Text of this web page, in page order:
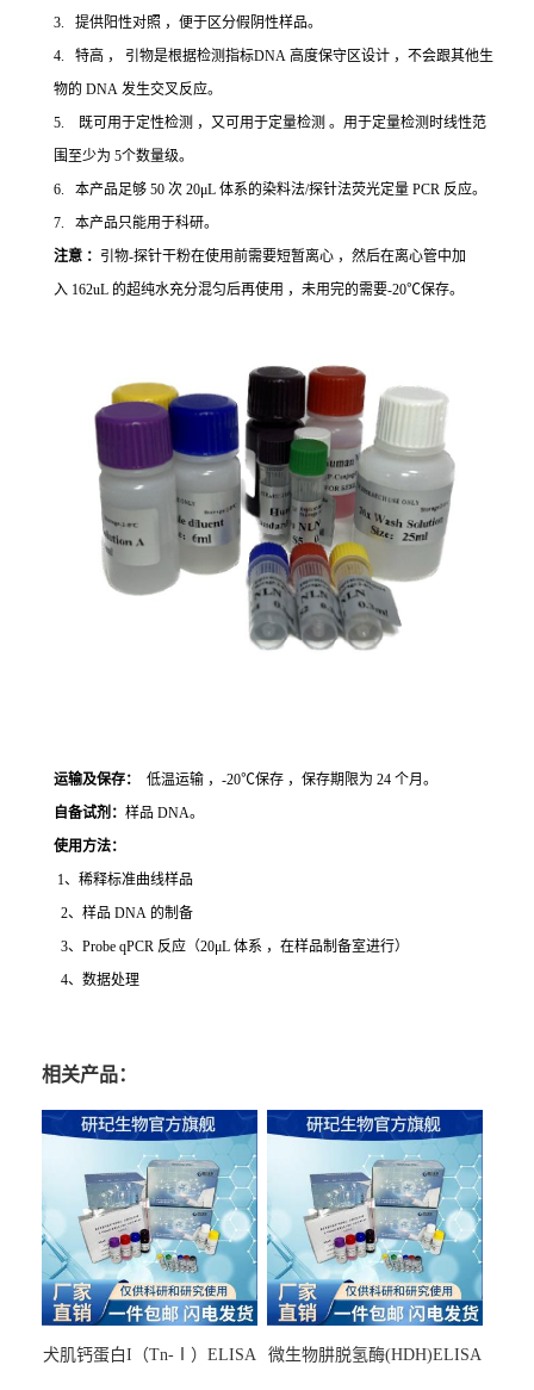
3. 提供阳性对照 ，便于区分假阴性样品。
4. 特高 ， 引物是根据检测指标DNA 高度保守区设计 ，不会跟其他生
物的 DNA 发生交叉反应。
5. 既可用于定性检测 ，又可用于定量检测 。用于定量检测时线性范
围至少为 5个数量级。
6. 本产品足够 50 次 20μL 体系的染料法/探针法荧光定量 PCR 反应。
7. 本产品只能用于科研。
注意 ： 引物-探针干粉在使用前需要短暂离心 ，然后在离心管中加
入 162uL 的超纯水充分混匀后再使用 ，未用完的需要-20℃保存。
运输及保存：
低温运输 ，-20℃保存 ，保存期限为 24 个月。
自备试剂： 样品 DNA。
使用方法：
1、稀释标准曲线样品
2、样品 DNA 的制备
3、Probe qPCR 反应（20μL 体系 ，在样品制备室进行）
4、数据处理
相关产品：
犬肌钙蛋白I（Tn-Ⅰ）ELISA
微生物肼脱氢酶(HDH)ELISA